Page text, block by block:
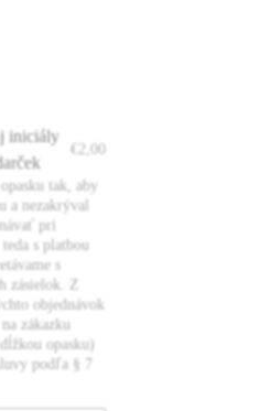
iniciály
€ 2,00
tak, aby
a nezakrýval
pri
s platbou
s
zásielok. Z
objednávok
zákazku
opasku)
podľa § 7